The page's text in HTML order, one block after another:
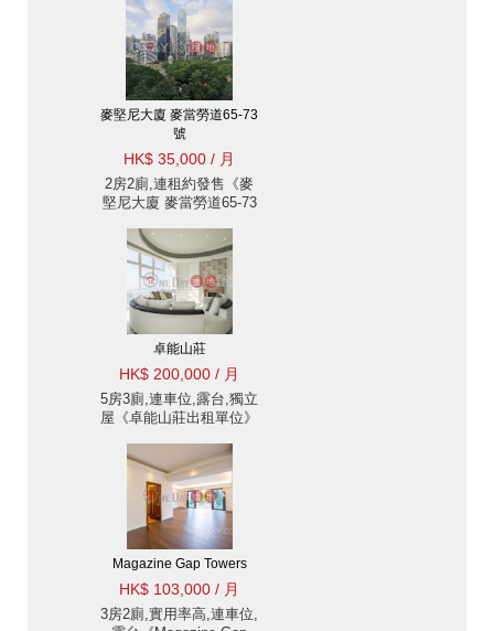
麥堅尼大廈 麥當勞道65-73
號
HK$ 35,000 / 月
2房2廁,連租約發售《麥
堅尼大廈 麥當勞道65-73
卓能山莊
HK$ 200,000 / 月
5房3廁,連車位,露台,獨立
屋《卓能山莊出租單位》
Magazine Gap Towers
HK$ 103,000 / 月
3房2廁,實用率高,連車位,